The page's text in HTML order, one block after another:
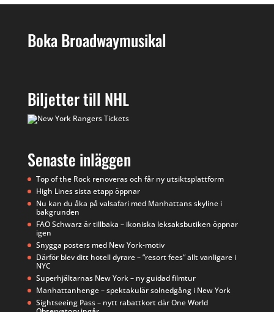
Boka Broadwaymusikal
Biljetter till NHL
Senaste inläggen
Top of the Rock renoveras och får ny utsiktsplattform
High Lines sista etapp öppnar
Nu kan du åka på valsafari med Manhattans skyline i
bakgrunden
FAO Schwarz är tillbaka – ikoniska leksaksbutiken öppnar
igen
Snygga posters med New York-motiv
Därför blev ditt hotell dyrare – ”resort fees” allt vanligare i
NYC
Superhjältarnas New York – ny guidad filmtur
Manhattanhenge – spektakulär solnedgång i New York
Sightseeing Pass – nytt rabattkort där One World